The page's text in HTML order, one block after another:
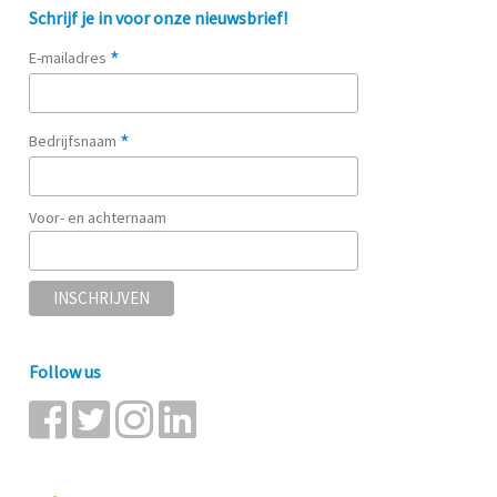
Schrijf je in voor onze nieuwsbrief!
E-mailadres *
Bedrijfsnaam *
Voor- en achternaam
Follow us